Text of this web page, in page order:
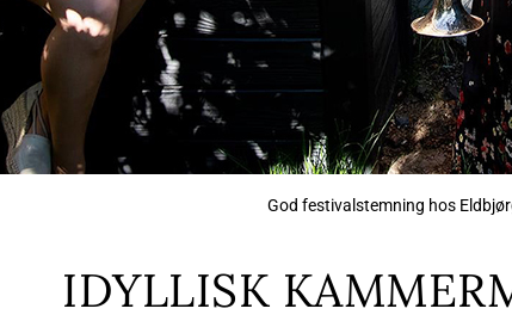
God festivalstemning hos
IDYLLISK